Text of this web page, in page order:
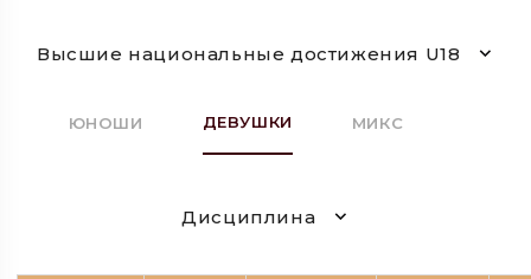
Высшие национальные достижения U18
ЮНОШИ ДЕВУШКИ МИКС
Дисциплина